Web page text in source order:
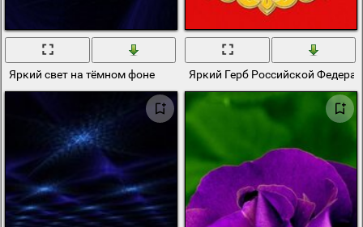
Яркий свет на тёмном фоне Яркий Герб Российской